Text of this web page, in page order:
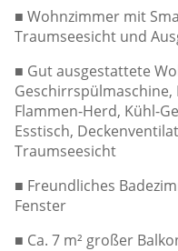
■ Wohnzimmer mit
Traumseesicht und
■ Gut ausgestattete
Geschirrspülmaschine,
Flammen-Herd, Kühl-
Esstisch,
Traumseesicht
■ Freundliches
Fenster
■ Ca. 7 m² großer